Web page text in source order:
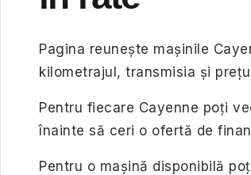
Pagina reunește mașinile
kilometrajul, transmisia și
Pentru fiecare Cayenne poți
înainte să ceri o ofertă de
Pentru o mașină disponibilă